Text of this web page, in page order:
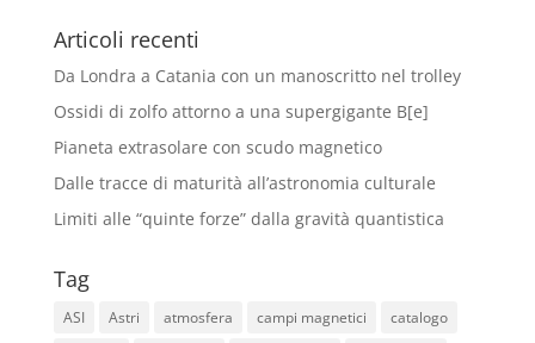
Articoli recenti
Da Londra a Catania con un manoscritto nel trolley
Ossidi di zolfo attorno a una supergigante B[e]
Pianeta extrasolare con scudo magnetico
Dalle tracce di maturità all’astronomia culturale
Limiti alle “quinte forze” dalla gravità quantistica
Tag
ASI Astri atmosfera campi magnetici
catalogo